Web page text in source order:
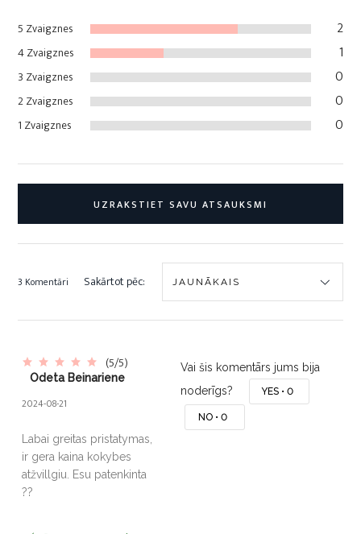
5 Zvaigznes 2
4 Zvaigznes 1
3 Zvaigznes 0
2 Zvaigznes 0
1 Zvaigznes 0
UZRAKSTIET SAVU ATSAUKSMI
3 Komentāri Sakārtot pēc:
(5/5)
Odeta Beinariene
2024-08-21
Labai greitas pristatymas,
ir gera kaina kokybes
atžvillgiu. Esu patenkinta
??
Vai šis komentārs jums bija
noderīgs?
YES •0
NO •0